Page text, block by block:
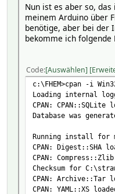
Nun ist es aber so,
meinem Arduino über
benötige, aber bei der
bekomme ich folgende
Code Auswählen
c:\FHEM>cpan -i
Loading internal
CPAN: CPAN::SQLite
Database was
Running install for
CPAN: Digest::SHA
CPAN:
Checksum for
CPAN: Archive::Tar
CPAN: YAML::XS